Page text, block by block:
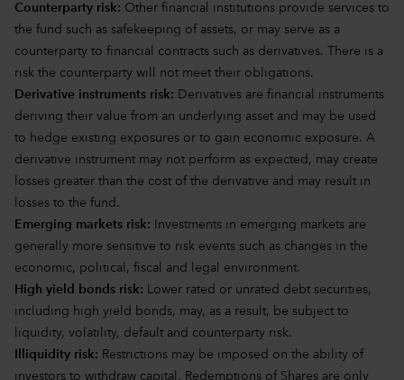
Counterparty risk: Other financial institutions provide services to
the fund such as safekeeping of assets, or may serve as a
counterparty to financial contracts such as derivatives. There is a
risk the counterparty will not meet their obligations.
Derivative instruments risk: Derivatives are financial instruments
deriving their value from an underlying asset and may be used
to hedge existing exposures or to gain economic exposure. A
derivative instrument may not perform as expected, may create
losses greater than the cost of the derivative and may result in
losses to the fund.
Emerging markets risk:
Investments in emerging markets are
generally more sensitive to risk events such as changes in the
economic, political, fiscal and legal environment.
High yield bonds risk: Lower rated or unrated debt securities,
including high yield bonds, may, as a result, be subject to
liquidity, volatility, default and counterparty risk.
Illiquidity risk: Restrictions may be imposed on the ability of
investors to withdraw capital. Redemptions of Shares are only